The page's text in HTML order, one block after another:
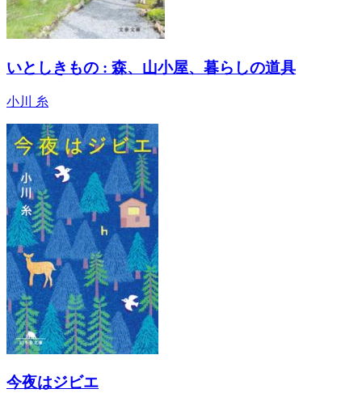
いとしきもの : 森、山小屋、暮らしの道具
小川 糸
今夜はジビエ